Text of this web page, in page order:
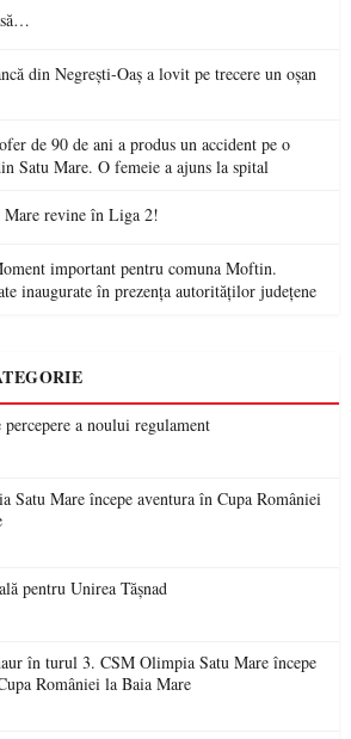
din Negrești-Oaș a lovit pe trecere un oșan
de 90 de ani a produs un accident pe o
Satu Mare. O femeie a ajuns la spital
revine în Liga 2!
important pentru comuna Moftin.
inaugurate în prezența autorităților județene
percepere a noului regulament
Mare începe aventura în Cupa României
pentru Unirea Tășnad
în turul 3. CSM Olimpia Satu Mare începe
României la Baia Mare